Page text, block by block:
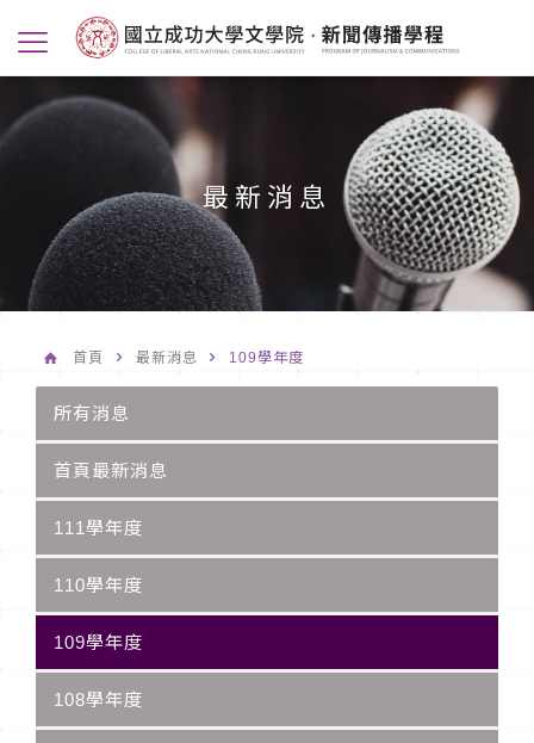
最新消息
首頁 最新消息 109學年度
所有消息
首頁最新消息
111學年度
110學年度
109學年度
108學年度